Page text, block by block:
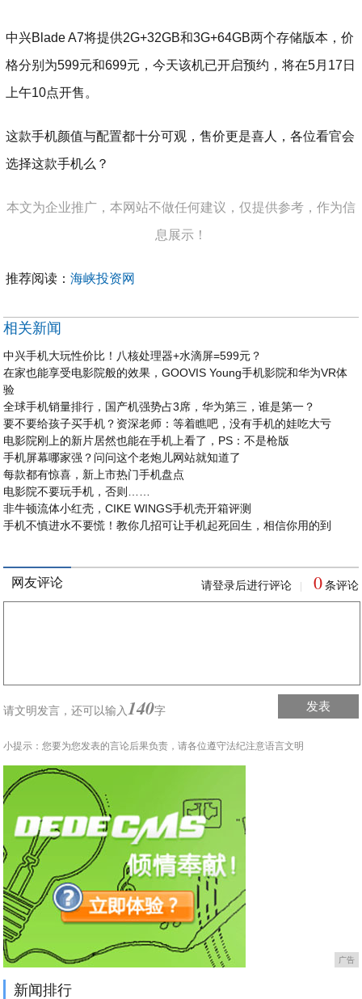
中兴Blade A7将提供2G+32GB和3G+64GB两个存储版本，价
格分别为599元和699元，今天该机已开启预约，将在5月17日
上午10点开售。
这款手机颜值与配置都十分可观，售价更是喜人，各位看官会
选择这款手机么？
本文为企业推广，本网站不做任何建议，仅提供参考，作为信
息展示！
推荐阅读：海峡投资网
相关新闻
中兴手机大玩性价比！八核处理器+水滴屏=599元？
在家也能享受电影院般的效果，GOOVIS Young手机影院和华为VR体
验
全球手机销量排行，国产机强势占3席，华为第三，谁是第一？
要不要给孩子买手机？资深老师：等着瞧吧，没有手机的娃吃大亏
电影院刚上的新片居然也能在手机上看了，PS：不是枪版
手机屏幕哪家强？问问这个老炮儿网站就知道了
每款都有惊喜，新上市热门手机盘点
电影院不要玩手机，否则……
非牛顿流体小红壳，CIKE WINGS手机壳开箱评测
手机不慎进水不要慌！教你几招可让手机起死回生，相信你用的到
网友评论 请登录后进行评论 0 条评论
请文明发言，还可以输入 140字 发表
小提示：您要为您发表的言论后果负责，请各位遵守法纪注意语言文明
广告
新闻排行